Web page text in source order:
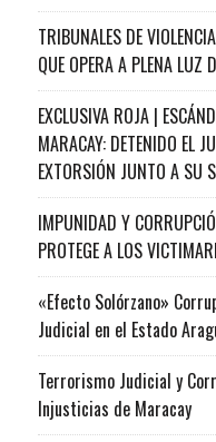
TRIBUNALES DE
QUE OPERA A PLENA LUZ
EXCLUSIVA ROJA |
MARACAY: DETENIDO EL
EXTORSIÓN JUNTO A SU
IMPUNIDAD Y
PROTEGE A LOS
«Efecto Solórzano»
Judicial en el Estado
Terrorismo Judicial y
Injusticias de Maracay